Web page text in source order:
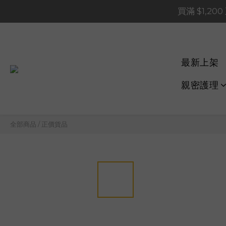
買滿
買滿
📢 系統維護通知 –
買滿
最新上架
親密護理
全部商品 / 正價貨品